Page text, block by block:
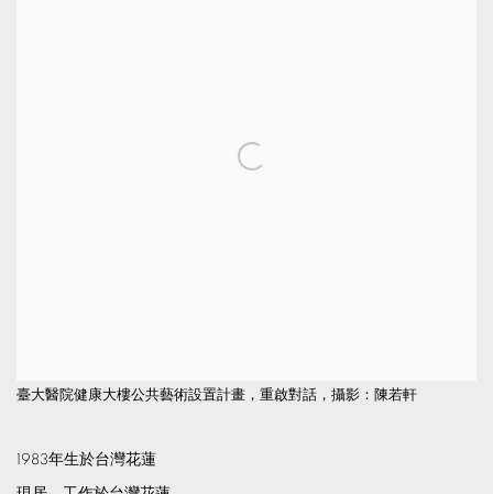
臺大醫院健康大樓公共藝術設置計畫，重啟對話，攝影：陳若軒
1983年生於台灣花蓮